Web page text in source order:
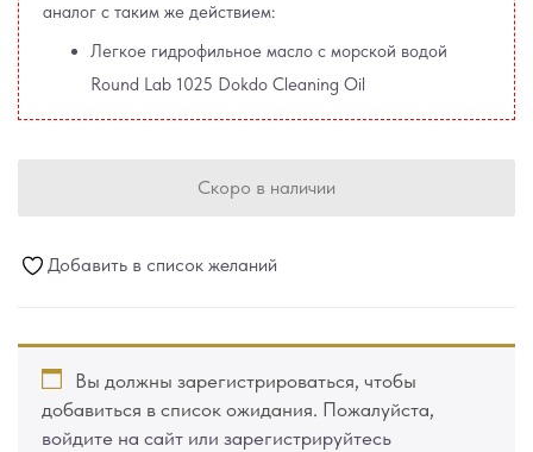
аналог с таким же действием:
Легкое гидрофильное масло с морской водой
Round Lab 1025 Dokdo Cleaning Oil
Скоро в наличии
Добавить в список желаний
Вы должны зарегистрироваться, чтобы
добавиться в список ожидания. Пожалуйста,
войдите на сайт или зарегистрируйтесь